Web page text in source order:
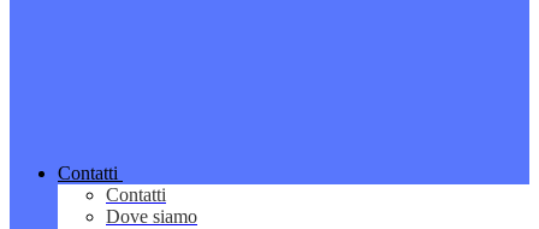
Contatti
Contatti
Dove siamo